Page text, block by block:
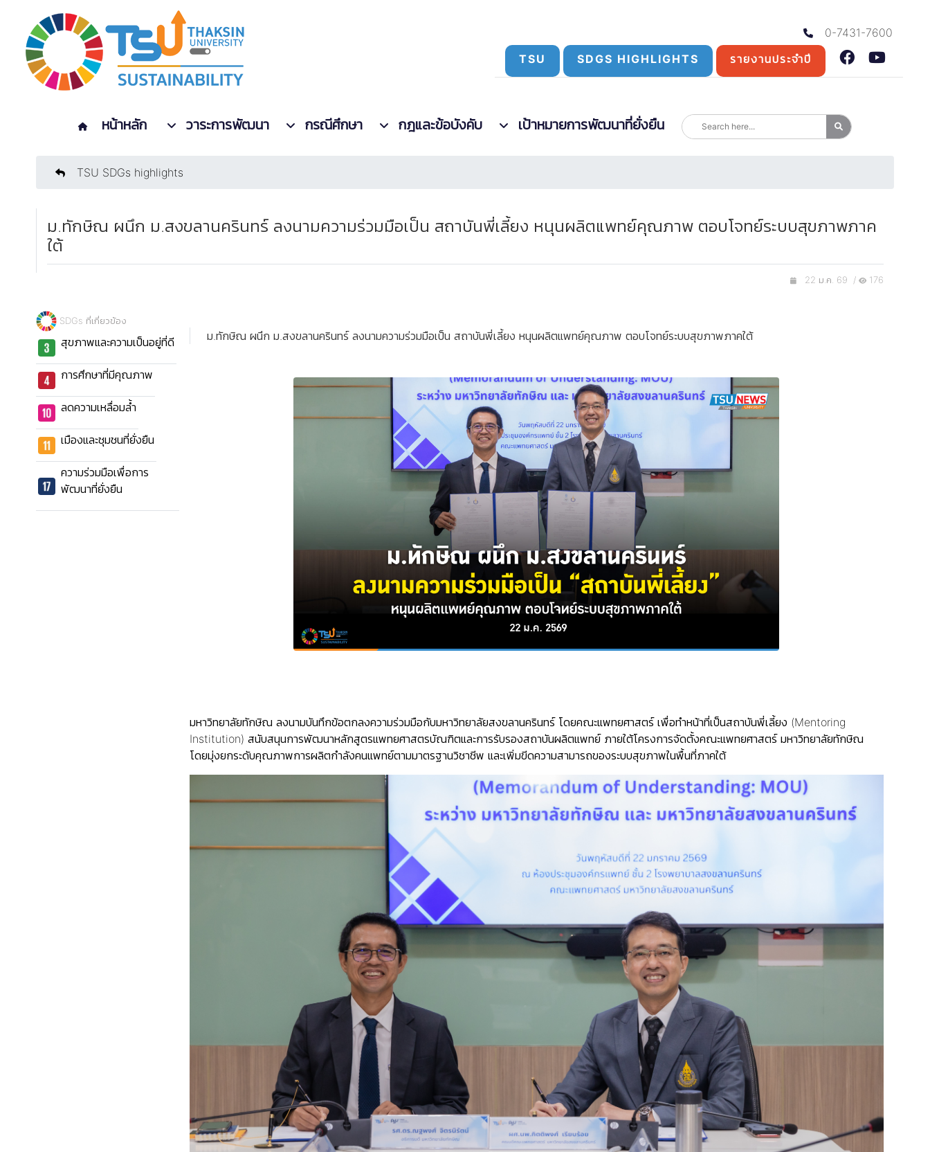
0-7431-7600
TSU
SDGS HIGHLIGHTS รายงานประจำปี
หน้าหลัก วาระการพัฒนา กรณีศึกษา กฎและข้อบังคับ เป้าหมายการพัฒนาที่ยั่งยืน
TSU SDGs highlights
ม.ทักษิณ ผนึก ม.สงขลานครินทร์ ลงนามความร่วมมือเป็น สถาบันพี่เลี้ยง หนุนผลิตแพทย์คุณภาพ ตอบโจทย์ระบบสุขภาพภาค
ใต้
22 ม.ค. 69 / 176
SDGs ที่เกี่ยวข้อง
สุขภาพและความเป็นอยู่ที่ดี
การศึกษาที่มีคุณภาพ
ลดความเหลื่อมล้ำ
เมืองและชุมชนที่ยั่งยืน
ความร่วมมือเพื่อการ
พัฒนาที่ยั่งยืน
ม.ทักษิณ ผนึก ม.สงขลานครินทร์ ลงนามความร่วมมือเป็น สถาบันพี่เลี้ยง หนุนผลิตแพทย์คุณภาพ ตอบโจทย์ระบบสุขภาพภาคใต้
มหาวิทยาลัยทักษิณ ลงนามบันทึกข้อตกลงความร่วมมือกับมหาวิทยาลัยสงขลานครินทร์ โดยคณะแพทยศาสตร์ เพื่อทำหน้าที่เป็นสถาบันพี่เลี้ยง (Mentoring
Institution) สนับสนุนการพัฒนาหลักสูตรแพทยศาสตรบัณฑิตและการรับรองสถาบันผลิตแพทย์ ภายใต้โครงการจัดตั้งคณะแพทยศาสตร์ มหาวิทยาลัยทักษิณ
โดยมุ่งยกระดับคุณภาพการผลิตกำลังคนแพทย์ตามมาตรฐานวิชาชีพ และเพิ่มขีดความสามารถของระบบสุขภาพในพื้นที่ภาคใต้